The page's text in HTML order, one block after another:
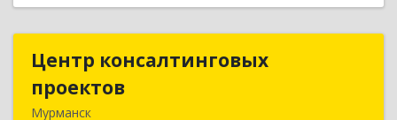
Центр консалтинговых
проектов
Мурманск
Центр консалтинговых